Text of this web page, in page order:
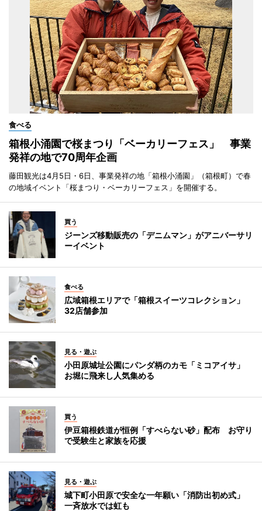
食べる
箱根小涌園で桜まつり「ベーカリーフェス」 事業
発祥の地で70周年企画
藤田観光は4月5日・6日、事業発祥の地「箱根小涌園」（箱根町）で春
の地域イベント「桜まつり・ベーカリーフェス」を開催する。
買う
ジーンズ移動販売の「デニムマン」がアニバーサリ
ーイベント
食べる
広域箱根エリアで「箱根スイーツコレクション」
32店舗参加
見る・遊ぶ
小田原城址公園にパンダ柄のカモ「ミコアイサ」
お堀に飛来し人気集める
買う
伊豆箱根鉄道が恒例「すべらない砂」配布 お守り
で受験生と家族を応援
見る・遊ぶ
城下町小田原で安全な一年願い「消防出初め式」
一斉放水では虹も